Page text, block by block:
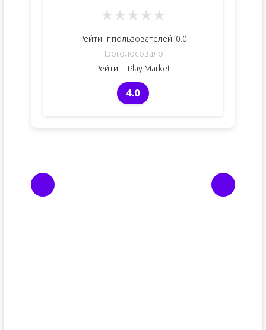
★★★★★
Рейтинг пользователей: 0.0
Проголосовало:
Рейтинг Play Market
4.0